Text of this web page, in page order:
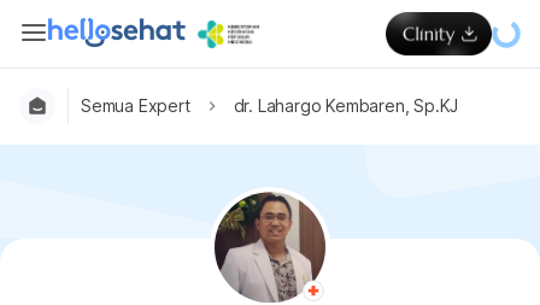
Semua Expert dr. Lahargo Kembaren, Sp.KJ